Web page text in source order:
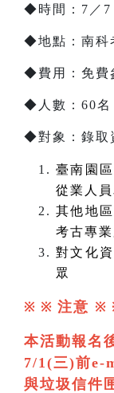
◆時間：7／7
◆地點：南科
◆費用：免費
◆人數：60名
◆對象：錄取
臺南園
從業人
其他地
考古專
對文化
眾
※ ※ 注意 ※
本活動報名
7/1(三)前e-
與垃圾信件